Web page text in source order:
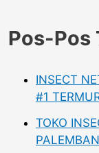
Pos-Pos
INSECT
#1
TOKO